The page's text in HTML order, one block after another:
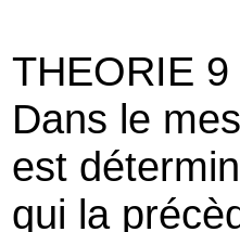
THEORIE 9
Dans le
est
qui la